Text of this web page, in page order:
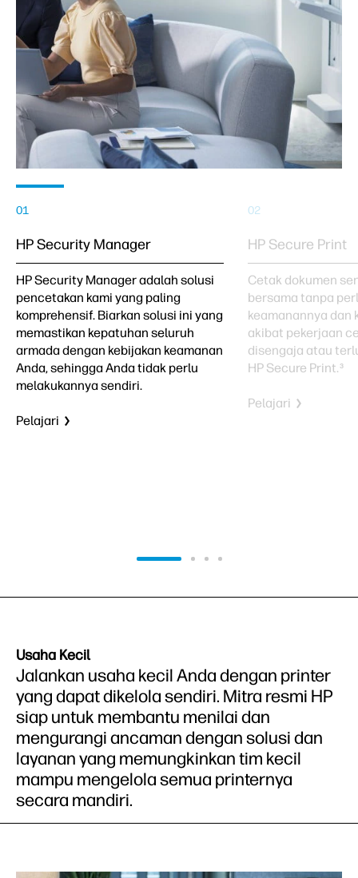
01
HP Security Manager
HP Security Manager adalah solusi
pencetakan kami yang paling
komprehensif. Biarkan solusi ini yang
memastikan kepatuhan seluruh
armada dengan kebijakan keamanan
Anda, sehingga Anda tidak perlu
melakukannya sendiri.
Pelajari
02
HP Secure Print
Cetak dokumen
bersama tanpa
keamanannya dan
akibat pekerjaan
disengaja atau
HP Secure Print. 3
Pelajari
Usaha Kecil
Jalankan usaha kecil Anda dengan printer
yang dapat dikelola sendiri. Mitra resmi HP
siap untuk membantu menilai dan
mengurangi ancaman dengan solusi dan
layanan yang memungkinkan tim kecil
mampu mengelola semua printernya
secara mandiri.